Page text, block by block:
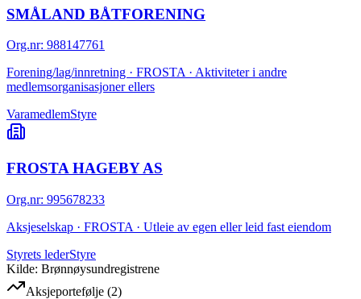
SMÅLAND BÅTFORENING
Org.nr: 988147761
Forening/lag/innretning · FROSTA · Aktiviteter i andre
medlemsorganisasjoner ellers
VaramedlemStyre
FROSTA HAGEBY AS
Org.nr: 995678233
Aksjeselskap · FROSTA · Utleie av egen eller leid fast eiendom
Styrets lederStyre
Kilde: Brønnøysundregistrene
Aksjeportefølje (2)